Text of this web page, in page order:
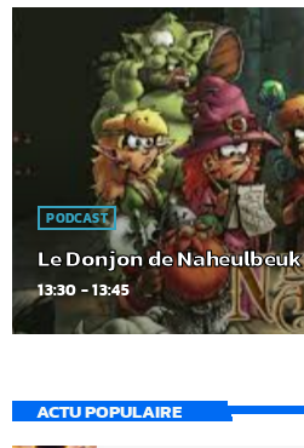
PODCAST
Le Donjon de Naheulbeuk
13:30 - 13:45
ACTU POPULAIRE